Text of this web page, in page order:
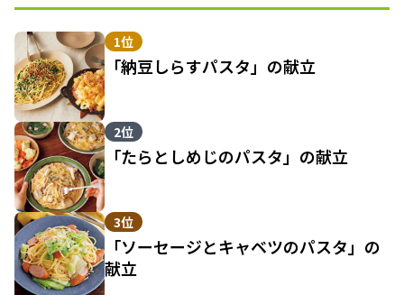
1位
「納豆しらすパスタ」の献立
2位
「たらとしめじのパスタ」の献立
3位
「ソーセージとキャベツのパスタ」の
献立